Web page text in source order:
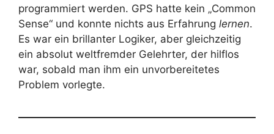
programmiert werden. GPS hatte kein „Common
Sense“ und konnte nichts aus Erfahrung lernen.
Es war ein brillanter Logiker, aber gleichzeitig
ein absolut weltfremder Gelehrter, der hilflos
war, sobald man ihm ein unvorbereitetes
Problem vorlegte.